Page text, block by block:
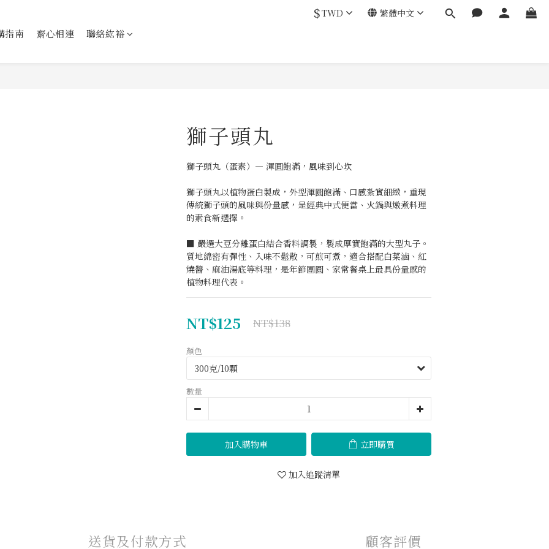
$TWD 繁體中文
指南 齋心相連 聯絡紘裕
獅子頭丸
獅子頭丸（蛋素）— 渾圓飽滿，風味到心坎
獅子頭丸以植物蛋白製成，外型渾圓飽滿、口感紮實細緻，重現
傳統獅子頭的風味與份量感，是經典中式便當、火鍋與燉煮料理
的素食新選擇。
■ 嚴選大豆分離蛋白結合香料調製，製成厚實飽滿的大型丸子。
質地綿密有彈性、入味不鬆散，可煎可煮，適合搭配白菜滷、紅
燒醬、麻油湯底等料理，是年節團圓、家常餐桌上最具份量感的
植物料理代表。
NT$125 NT$138
顏色
數量
加入購物車 立即購買
加入追蹤清單
送貨及付款方式 顧客評價